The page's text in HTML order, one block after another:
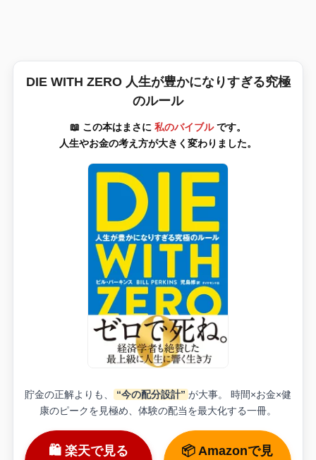
DIE WITH ZERO 人生が豊かになりすぎる究極
のルール
📖 この本はまさに 私のバイブルです。
人生やお金の考え方が大きく変わりました。
貯金の正解よりも、 “今の配分設計” が大事。 時間×お金×健
康のピークを見極め、体験の配当を最大化する一冊。
🛍 楽天で見る
📦 Amazonで見